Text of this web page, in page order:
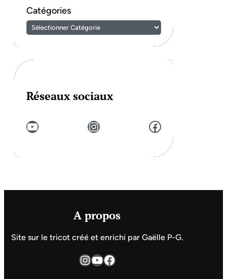
Catégories
Réseaux sociaux
YouTube Instagram Facebook
A propos
Site sur le tricot créé et enrichi par Gaëlle P-G.
InstagramYouTube Facebook